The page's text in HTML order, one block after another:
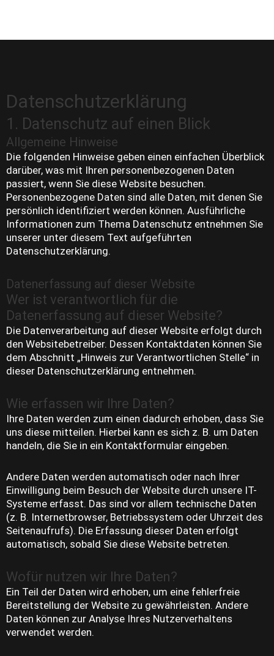
Datenschutz­erklärung
1. Datenschutz auf einen Blick
Allgemeine Hinweise
Die folgenden Hinweise geben einen einfachen Überblick
darüber, was mit Ihren personenbezogenen Daten
passiert, wenn Sie diese Website besuchen.
Personenbezogene Daten sind alle Daten, mit denen Sie
persönlich identifiziert werden können. Ausführliche
Informationen zum Thema Datenschutz entnehmen Sie
unserer unter diesem Text aufgeführten
Datenschutzerklärung.
Datenerfassung auf dieser Website
Wer ist verantwortlich für die
Datenerfassung auf dieser Website?
Die Datenverarbeitung auf dieser Website erfolgt durch
den Websitebetreiber. Dessen Kontaktdaten können Sie
dem Abschnitt „Hinweis zur Verantwortlichen Stelle“ in
dieser Datenschutzerklärung entnehmen.
Wie erfassen wir Ihre Daten?
Ihre Daten werden zum einen dadurch erhoben, dass Sie
uns diese mitteilen. Hierbei kann es sich z. B. um Daten
handeln, die Sie in ein Kontaktformular eingeben.
Andere Daten werden automatisch oder nach Ihrer
Einwilligung beim Besuch der Website durch unsere IT-
Systeme erfasst. Das sind vor allem technische Daten
(z. B. Internetbrowser, Betriebssystem oder Uhrzeit des
Seitenaufrufs). Die Erfassung dieser Daten erfolgt
automatisch, sobald Sie diese Website betreten.
Wofür nutzen wir Ihre Daten?
Ein Teil der Daten wird erhoben, um eine fehlerfreie
Bereitstellung der Website zu gewährleisten. Andere
Daten können zur Analyse Ihres Nutzerverhaltens
verwendet werden.